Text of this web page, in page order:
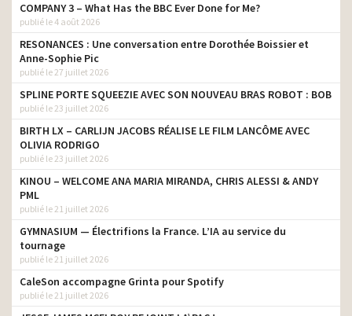
COMPANY 3 – What Has the BBC Ever Done for Me?
publié le 4 août 2026
RESONANCES : Une conversation entre Dorothée Boissier et
Anne-Sophie Pic
publié le 27 juillet 2026
SPLINE PORTE SQUEEZIE AVEC SON NOUVEAU BRAS ROBOT : BOB
publié le 23 juillet 2026
BIRTH LX – CARLIJN JACOBS RÉALISE LE FILM LANCÔME AVEC
OLIVIA RODRIGO
publié le 23 juillet 2026
KINOU – WELCOME ANA MARIA MIRANDA, CHRIS ALESSI & ANDY
PML
publié le 21 juillet 2026
GYMNASIUM — Électrifions la France. L’IA au service du
tournage
publié le 21 juillet 2026
CaleSon accompagne Grinta pour Spotify
publié le 21 juillet 2026